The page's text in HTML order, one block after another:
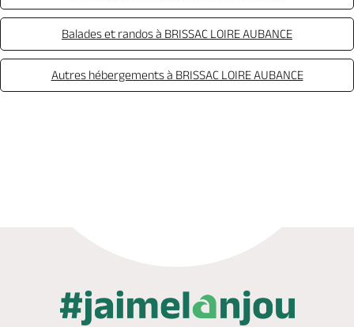
Balades et randos à BRISSAC LOIRE AUBANCE
Autres hébergements à BRISSAC LOIRE AUBANCE